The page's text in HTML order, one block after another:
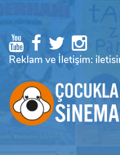
Reklam ve İletişim: